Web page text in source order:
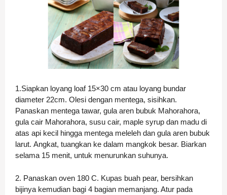
1.Siapkan loyang loaf 15×30 cm atau loyang bundar
diameter 22cm. Olesi dengan mentega, sisihkan.
Panaskan mentega tawar, gula aren bubuk Mahorahora,
gula cair Mahorahora, susu cair, maple syrup dan madu di
atas api kecil hingga mentega meleleh dan gula aren bubuk
larut. Angkat, tuangkan ke dalam mangkok besar. Biarkan
selama 15 menit, untuk menurunkan suhunya.
2. Panaskan oven 180 C. Kupas buah pear, bersihkan
bijinya kemudian bagi 4 bagian memanjang. Atur pada